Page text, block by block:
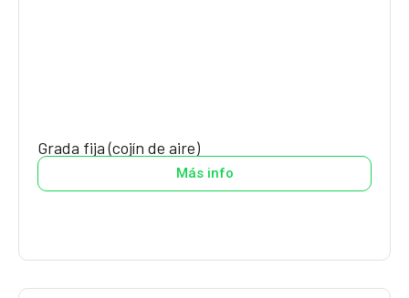
Grada fija (cojín de aire)
Más info